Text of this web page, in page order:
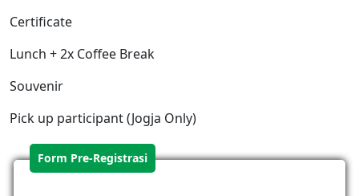
Certificate
Lunch + 2x Coffee Break
Souvenir
Pick up participant (Jogja Only)
Form Pre-Registrasi